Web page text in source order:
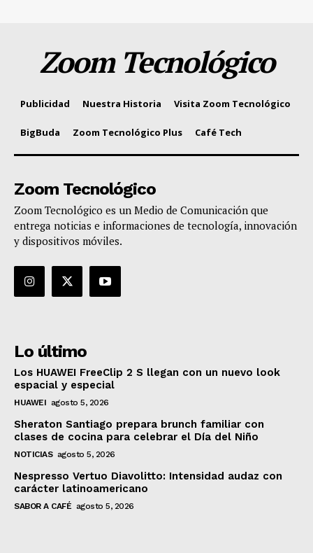
Zoom Tecnológico
Publicidad Nuestra Historia Visita Zoom Tecnológico
BigBuda Zoom Tecnológico Plus Café Tech
Zoom Tecnológico
Zoom Tecnológico es un Medio de Comunicación que
entrega noticias e informaciones de tecnología, innovación
y dispositivos móviles.
Lo último
Los HUAWEI FreeClip 2 S llegan con un nuevo look
espacial y especial
HUAWEI agosto 5, 2026
Sheraton Santiago prepara brunch familiar con
clases de cocina para celebrar el Día del Niño
NOTICIAS agosto 5, 2026
Nespresso Vertuo Diavolitto: Intensidad audaz con
carácter latinoamericano
SABOR A CAFÉ agosto 5, 2026